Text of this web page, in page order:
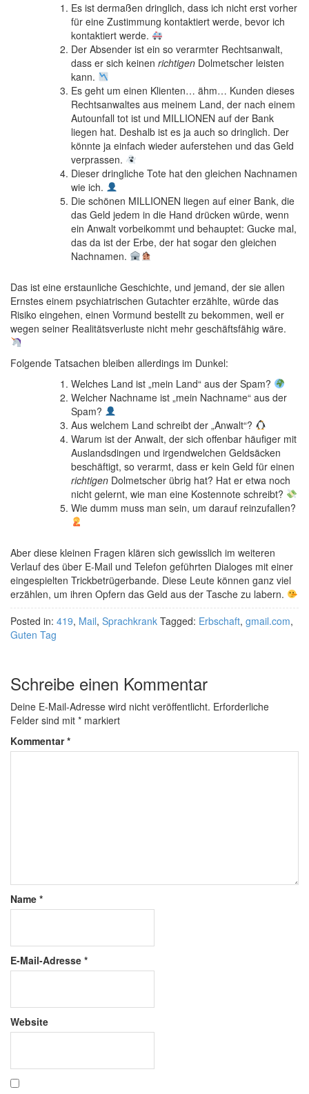
Es ist dermaßen dringlich, dass ich nicht erst vorher
für eine Zustimmung kontaktiert werde, bevor ich
kontaktiert werde.
Der Absender ist ein so verarmter Rechtsanwalt,
dass er sich keinen richtigen Dolmetscher leisten
kann.
Es geht um einen Klienten… ähm… Kunden dieses
Rechtsanwaltes aus meinem Land, der nach einem
Autounfall tot ist und MILLIONEN auf der Bank
liegen hat. Deshalb ist es ja auch so dringlich. Der
könnte ja einfach wieder auferstehen und das Geld
verprassen.
Dieser dringliche Tote hat den gleichen Nachnamen
wie ich.
Die schönen MILLIONEN liegen auf einer Bank, die
das Geld jedem in die Hand drücken würde, wenn
ein Anwalt vorbeikommt und behauptet: Gucke mal,
das da ist der Erbe, der hat sogar den gleichen
Nachnamen.
Das ist eine erstaunliche Geschichte, und jemand, der sie allen
Ernstes einem psychiatrischen Gutachter erzählte, würde das
Risiko eingehen, einen Vormund bestellt zu bekommen, weil er
wegen seiner Realitätsverluste nicht mehr geschäftsfähig wäre.
Folgende Tatsachen bleiben allerdings im Dunkel:
Welches Land ist „mein Land“ aus der Spam?
Welcher Nachname ist „mein Nachname“ aus der
Spam?
Aus welchem Land schreibt der „Anwalt“?
Warum ist der Anwalt, der sich offenbar häufiger mit
Auslandsdingen und irgendwelchen Geldsäcken
beschäftigt, so verarmt, dass er kein Geld für einen
richtigen Dolmetscher übrig hat? Hat er etwa noch
nicht gelernt, wie man eine Kostennote schreibt?
Wie dumm muss man sein, um darauf reinzufallen?
Aber diese kleinen Fragen klären sich gewisslich im weiteren
Verlauf des über E-Mail und Telefon geführten Dialoges mit einer
eingespielten Trickbetrügerbande. Diese Leute können ganz viel
erzählen, um ihren Opfern das Geld aus der Tasche zu labern.
Posted in: 419, Mail, Sprachkrank Tagged: Erbschaft, gmail.com,
Guten Tag
Schreibe einen Kommentar
Deine E-Mail-Adresse wird nicht veröffentlicht. Erforderliche
Felder sind mit * markiert
Kommentar*
Name *
E-Mail-Adresse *
Website